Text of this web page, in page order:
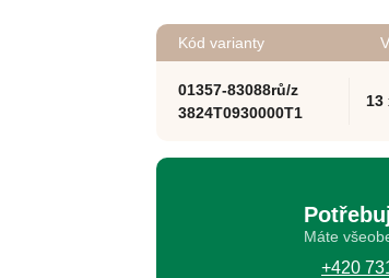
Kód varianty
01357-83088rů/z
3824T0930000T1
13
Máte
+420